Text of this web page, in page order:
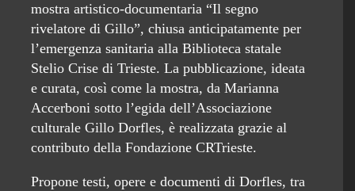
mostra artistico-documentaria “Il segno
rivelatore di Gillo”, chiusa anticipatamente per
l’emergenza sanitaria alla Biblioteca statale
Stelio Crise di Trieste. La pubblicazione, ideata
e curata, così come la mostra, da Marianna
Accerboni sotto l’egida dell’Associazione
culturale Gillo Dorfles, è realizzata grazie al
contributo della Fondazione CRTrieste.
Propone testi, opere e documenti di Dorfles, tra